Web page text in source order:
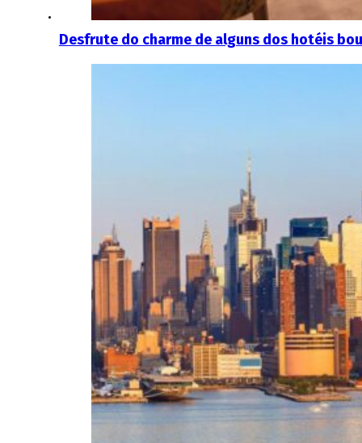
Desfrute do charme de alguns dos hotéis